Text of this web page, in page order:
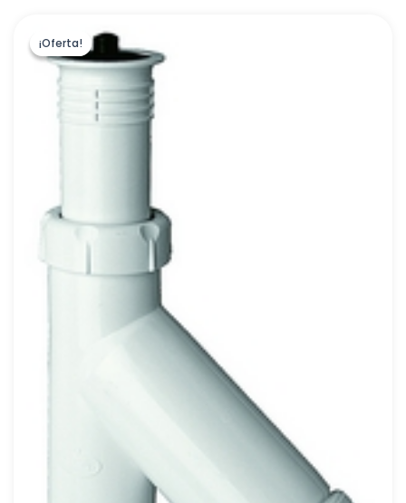
¡Oferta!
¡Oferta!